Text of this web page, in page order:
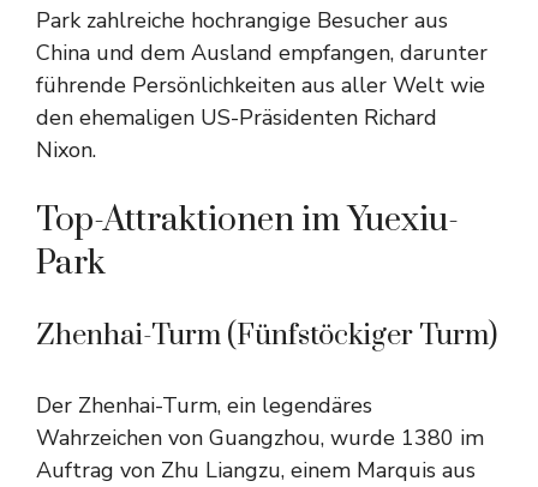
Park zahlreiche hochrangige Besucher aus
China und dem Ausland empfangen, darunter
führende Persönlichkeiten aus aller Welt wie
den ehemaligen US-Präsidenten Richard
Nixon.
Top-Attraktionen im Yuexiu-
Park
Zhenhai-Turm (Fünfstöckiger Turm)
Der Zhenhai-Turm, ein legendäres
Wahrzeichen von Guangzhou, wurde 1380 im
Auftrag von Zhu Liangzu, einem Marquis aus